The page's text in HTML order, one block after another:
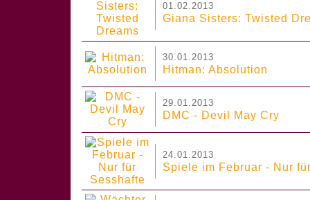
01.02.2013
Giana Sisters: Twisted
30.01.2013
Hitman: Absolution
29.01.2013
DMC - Devil May Cry
24.01.2013
Spiele im Februar - Nur